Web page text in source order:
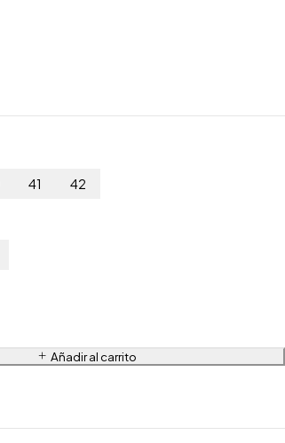
41 42
Añadir al carrito